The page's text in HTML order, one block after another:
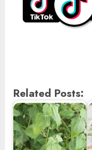
Related Posts: